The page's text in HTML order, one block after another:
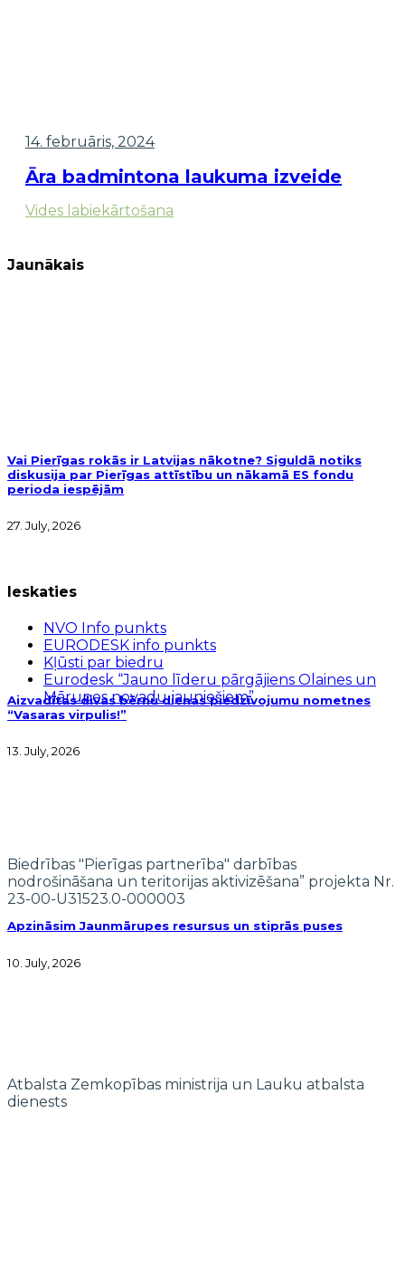
14. februāris, 2024
Āra badmintona laukuma izveide
Vides labiekārtošana
Jaunākais
Vai Pierīgas rokās ir Latvijas nākotne? Siguldā notiks
diskusija par Pierīgas attīstību un nākamā ES fondu
perioda iespējām
27. July, 2026
Aizvadītas divas bērnu dienas piedzīvojumu nometnes
“Vasaras virpulis!”
13. July, 2026
Apzināsim Jaunmārupes resursus un stiprās puses
10. July, 2026
Ieskaties
NVO Info punkts
EURODESK info punkts
Kļūsti par biedru
Eurodesk “Jauno līderu pārgājiens Olaines un
Mārupes novadu jauniešiem”
Biedrības "Pierīgas partnerība" darbības
nodrošināšana un teritorijas aktivizēšana” projekta Nr.
23-00-U31523.0-000003
Atbalsta Zemkopības ministrija un Lauku atbalsta
dienests